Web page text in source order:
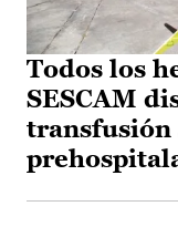
Todos los
SESCAM
transfusión